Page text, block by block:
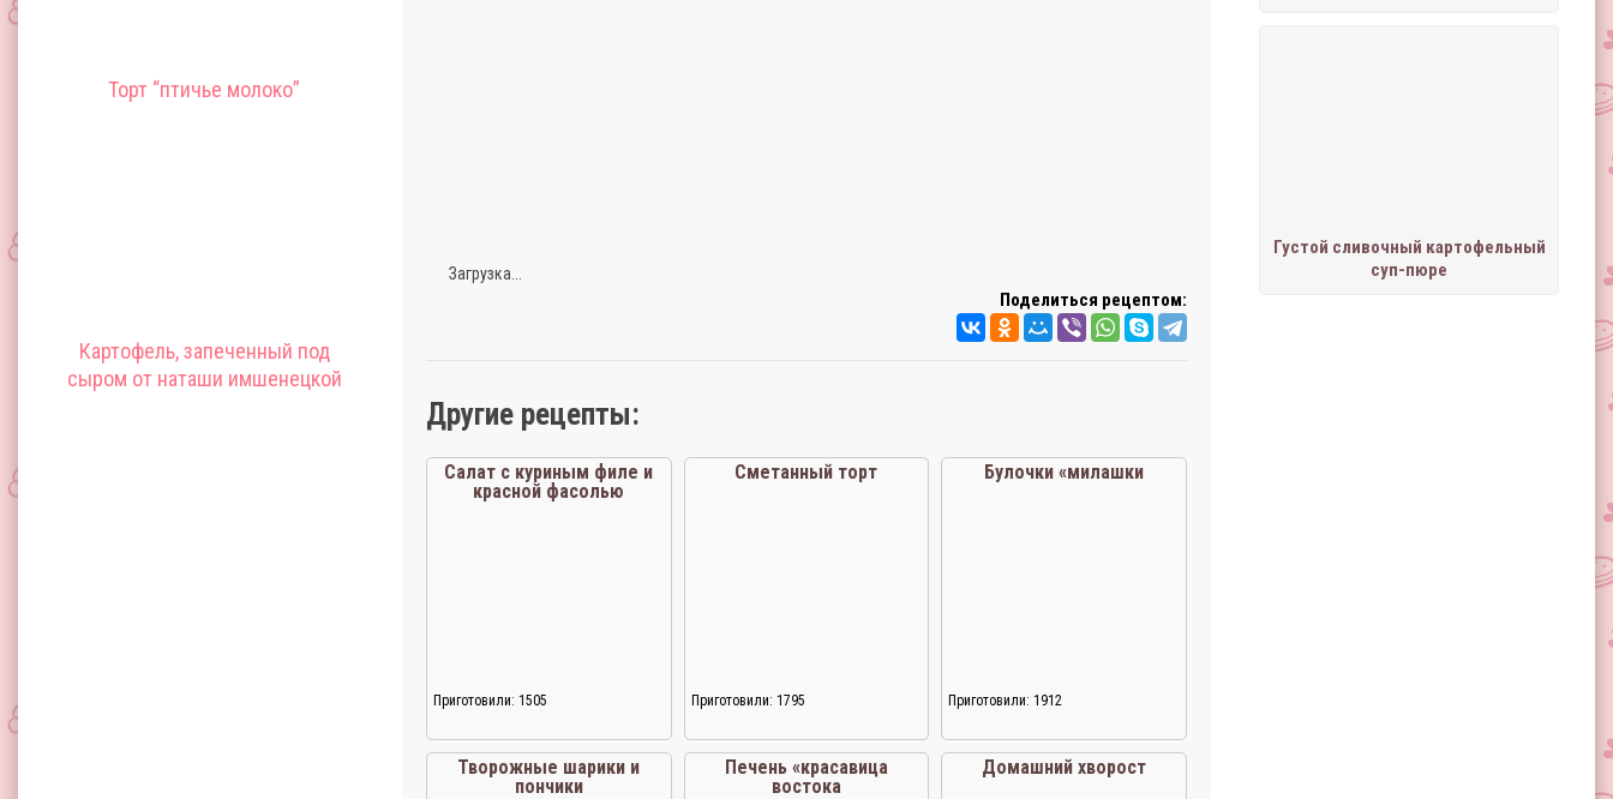
Торт “птичье молоко”
Картофель, запеченный под
сыром от наташи имшенецкой
Густой сливочный картофельный
суп-пюре
Загрузка...
Поделиться рецептом:
Другие рецепты:
Салат с куриным филе и
красной фасолью
Приготовили: 1505
Сметанный торт
Приготовили: 1795
Булочки «милашки
Приготовили: 1912
Творожные шарики и
пончики
Печень «красавица
востока
Домашний хворост